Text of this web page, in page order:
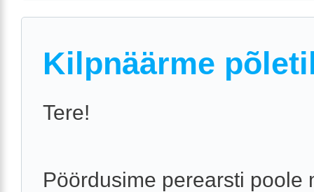
Kilpnäärme
Tere!
Pöördusime perearsti poole